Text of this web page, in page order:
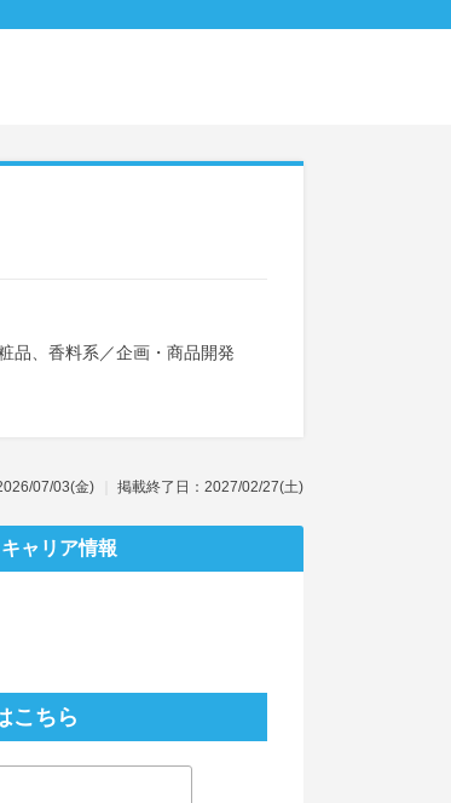
品、香料系 ／企画・商品開発
07/03(金) 掲載終了日：2027/02/27(土)
ャリア情報
こちら